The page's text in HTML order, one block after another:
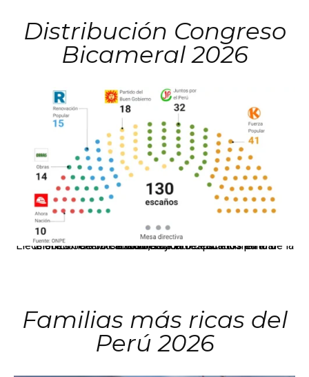
Distribución Congreso
Bicameral 2026
El JNE oficializó la distribución de escaños para la elección de 60 senadores y 130 diputados en las Elecciones Generales 2026, tras el restablecimiento de la Bicameralidad.
Familias más ricas del
Perú 2026